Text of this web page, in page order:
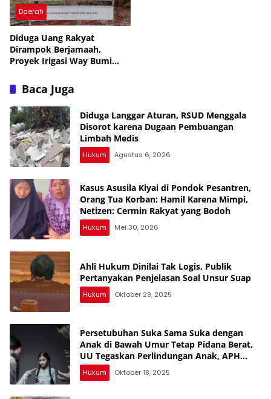
Daerah
Diduga Uang Rakyat
Dirampok Berjamaah,
Proyek Irigasi Way Bumi
Rp12,8 M Disorot Publik —
Kejati Turun, Tapi Bungkam!
Baca Juga
Diduga Langgar Aturan, RSUD Menggala
Disorot karena Dugaan Pembuangan
Limbah Medis
Hukum Agustus 6, 2026
Kasus Asusila Kiyai di Pondok Pesantren,
Orang Tua Korban: Hamil Karena Mimpi,
Netizen: Cermin Rakyat yang Bodoh
Hukum Mei 30, 2026
Ahli Hukum Dinilai Tak Logis, Publik
Pertanyakan Penjelasan Soal Unsur Suap
Hukum Oktober 29, 2025
Persetubuhan Suka Sama Suka dengan
Anak di Bawah Umur Tetap Pidana Berat,
UU Tegaskan Perlindungan Anak, APH
Lampura Diminta Tegas, Banyak yang
Belum Diungkap, Periksa Semua SMA,
Hukum Oktober 18, 2025